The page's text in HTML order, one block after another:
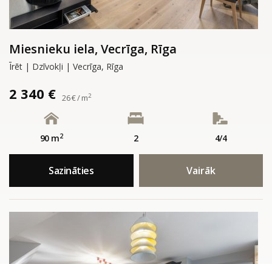
Miesnieku iela, Vecrīga, Rīga
Īrēt | Dzīvokļi | Vecrīga, Rīga
2 340 € 26 € / m2
90 m2 2 4/4
Sazināties Vairāk